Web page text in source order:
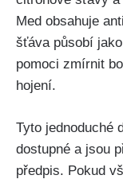
Med obsahuje
šťáva působí⁢
pomoci zmírnit
hojení.
Tyto⁣ jednoduché
dostupné a ​jsou
předpis.⁤ Pokud